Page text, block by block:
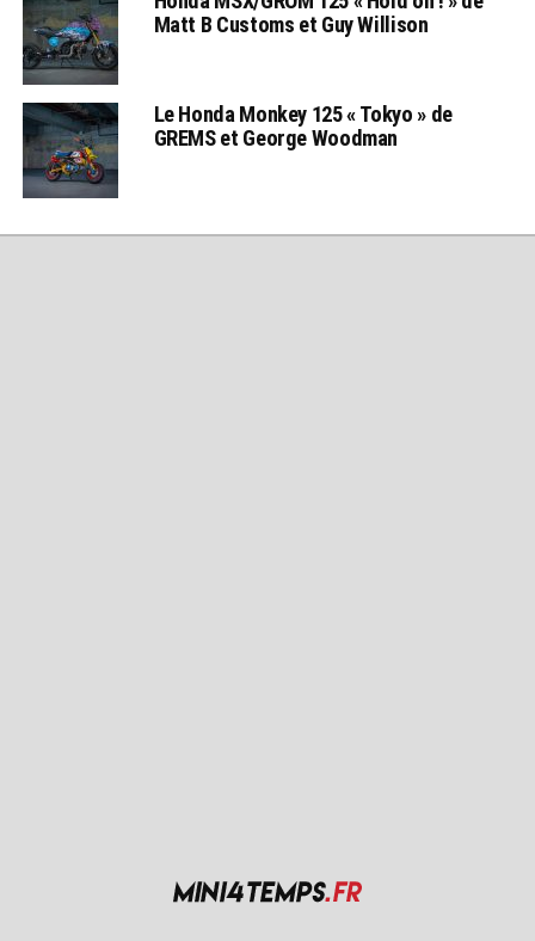
Matt B Customs et Guy Willison
Le Honda Monkey 125 « Tokyo » de
GREMS et George Woodman